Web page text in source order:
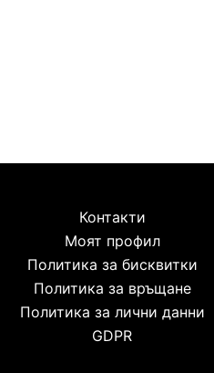
Контакти
Моят профил
Политика за бисквитки
Политика за връщане
Политика за лични данни
GDPR